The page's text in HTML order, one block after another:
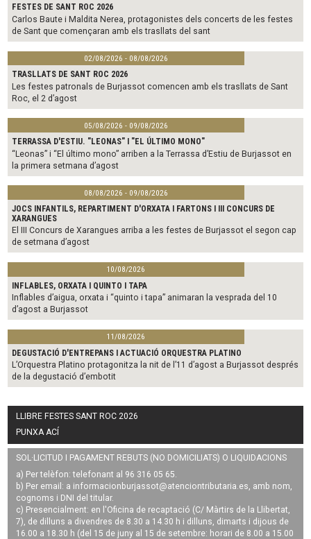
FESTES DE SANT ROC 2026
Carlos Baute i Maldita Nerea, protagonistes dels concerts de les festes
de Sant que començaran amb els trasllats del sant
02/08/2026 - 08/08/2026
TRASLLATS DE SANT ROC 2026
Les festes patronals de Burjassot comencen amb els trasllats de Sant
Roc, el 2 d’agost
05/08/2026 - 09/08/2026
TERRASSA D'ESTIU. "LEONAS" I "EL ÚLTIMO MONO"
“Leonas” i “El último mono” arriben a la Terrassa d’Estiu de Burjassot en
la primera setmana d’agost
08/08/2026 - 09/08/2026
JOCS INFANTILS, REPARTIMENT D'ORXATA I FARTONS I III CONCURS DE
XARANGUES
El III Concurs de Xarangues arriba a les festes de Burjassot el segon cap
de setmana d’agost
10/08/2026
INFLABLES, ORXATA I QUINTO I TAPA
Inflables d’aigua, orxata i “quinto i tapa” animaran la vesprada del 10
d’agost a Burjassot
11/08/2026
DEGUSTACIÓ D'ENTREPANS I ACTUACIÓ ORQUESTRA PLATINO
L’Orquestra Platino protagonitza la nit de l’11 d’agost a Burjassot després
de la degustació d’embotit
LLIBRE FESTES SANT ROC 2026
PUNXA ACÍ
SOL·LICITUD I PAGAMENT REBUTS (NO DOMICILIATS) O LIQUIDACIONS
a) Per telèfon: telefonant al 96 316 05 65.
b) Per email: a informacionburjassot@atenciontributaria.es , amb nom,
cognoms i DNI del titular.
c) Presencialment: en l'Oficina de recaptació (C/ Màrtirs de la Llibertat,
7), de dilluns a divendres de 8.30 a 14.30 h i dilluns, dimarts i dijous de
16.00 a 18.30 h (del 15 de juny al 15 de setembre: horari de 8.00 a 15.00